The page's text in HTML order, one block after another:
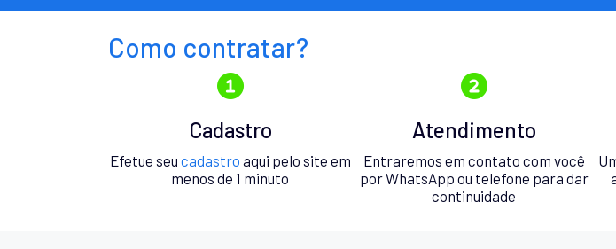
Como contratar?
Cadastro
Efetue seu cadastro aqui pelo site em
menos de 1 minuto
Atendimento
Entraremos em contato com você
por WhatsApp ou telefone para dar
continuidade